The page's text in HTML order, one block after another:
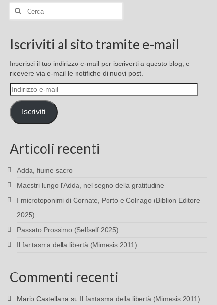
Cerca:
Iscriviti al sito tramite e-mail
Inserisci il tuo indirizzo e-mail per iscriverti a questo blog, e
ricevere via e-mail le notifiche di nuovi post.
Indirizzo
e-
mail
Iscriviti
Articoli recenti
Adda, fiume sacro
Maestri lungo l’Adda, nel segno della gratitudine
I microtoponimi di Cornate, Porto e Colnago (Biblion Editore
2025)
Passato Prossimo (Selfself 2025)
Il fantasma della libertà (Mimesis 2011)
Commenti recenti
Mario Castellana su Il fantasma della libertà (Mimesis 2011)